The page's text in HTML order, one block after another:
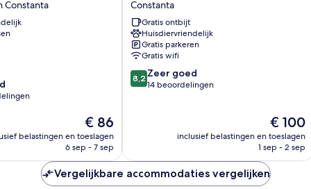
Constanta
De
prijs
is
€ 86
belastingen en toeslagen
6 sep - 7 sep
Constanta
Constanta
Gratis ontbijt
Huisdiervriendelijk
Gratis parkeren
Gratis wifi
8.2
van
8,2 Zeer goed
14 beoordelingen
De
prijs
is
€ 100
inclusief belastingen en toeslagen
1 sep - 2 sep
Vergelijkbare accommodaties vergelijken